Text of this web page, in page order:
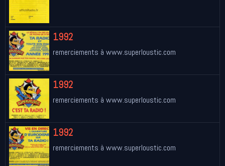
1992
remerciements à www.superloustic.com
1992
remerciements à www.superloustic.com
1992
remerciements à www.superloustic.com